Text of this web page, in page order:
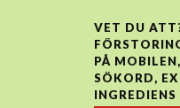
VET DU
PÅ
SÖKORD,